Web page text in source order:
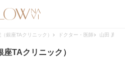
銀座TAクリニック） ドクター・医師 山田 真里
TAクリニック）